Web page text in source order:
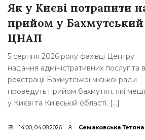
Як у Києві потрапити
прийом у Бахмутський
ЦНАП
5 серпня 2026 року фахівці Центру
надання адміністративних послуг та
реєстрації Бахмутської міської ради
проведуть прийом бахмутян, які
у Києві та Київській області. […]
14:00, 04.08.2026 Семаковська Тетяна